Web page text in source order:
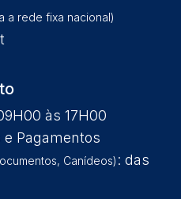
a rede fixa nacional)
às 17H00
Pagamentos
Canídeos) : das